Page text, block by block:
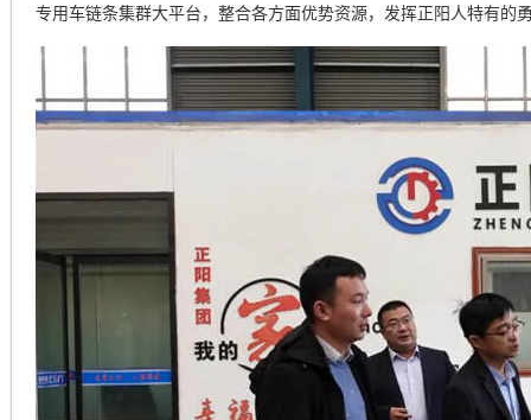
专用车链条集群大平台，整合各方面优势资源，发挥正阳人特有的